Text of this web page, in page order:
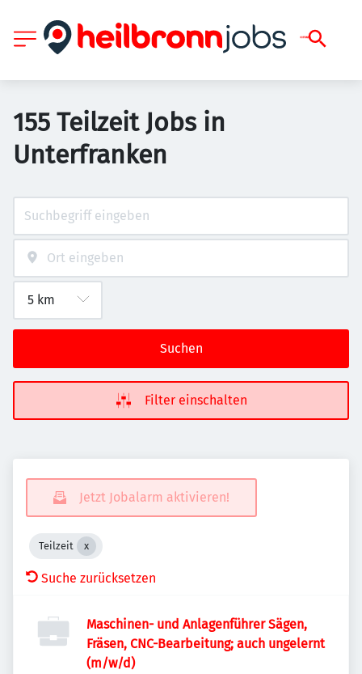
155 Teilzeit Jobs in
Unterfranken
Suchen
Filter einschalten
Jetzt Jobalarm aktivieren!
Teilzeit
Suche zurücksetzen
Maschinen- und Anlagenführer Sägen,
Fräsen, CNC-Bearbeitung; auch ungelernt
(m/w/d)